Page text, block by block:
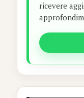
ricevere